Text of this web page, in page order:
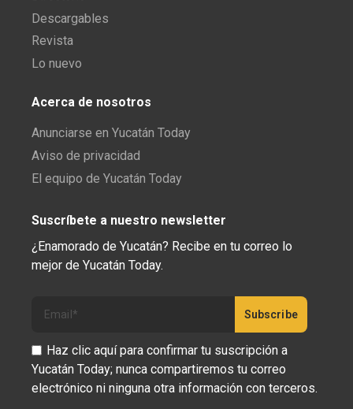
Descargables
Revista
Lo nuevo
Acerca de nosotros
Anunciarse en Yucatán Today
Aviso de privacidad
El equipo de Yucatán Today
Suscríbete a nuestro newsletter
¿Enamorado de Yucatán? Recibe en tu correo lo
mejor de Yucatán Today.
Haz clic aquí para confirmar tu suscripción a
Yucatán Today; nunca compartiremos tu correo
electrónico ni ninguna otra información con terceros.